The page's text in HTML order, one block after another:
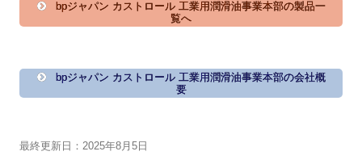
bpジャパン カストロール 工業用潤滑油事業本部の製品一
覧へ
bpジャパン カストロール 工業用潤滑油事業本部の会社概
要
最終更新日：2025年8月5日